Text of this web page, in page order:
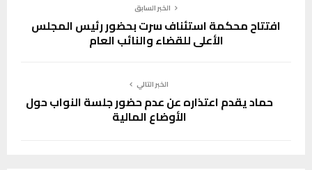
الخبر السابق
افتتاح محكمة استئناف سرت بحضور رئيس المجلس
الأعلى للقضاء والنائب العام
الخبر التالي
حماد يقدم اعتذاره عن عدم حضور جلسة النواب حول
الأوضاع المالية